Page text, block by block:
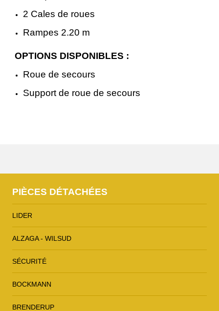
. 2 Cales de roues
Rampes 2.20 m
OPTIONS DISPONIBLES :
Roue de secours
Support de roue de secours
PIÈCES DÉTACHÉES
LIDER
ALZAGA - WILSUD
SÉCURITÉ
BOCKMANN
BRENDERUP